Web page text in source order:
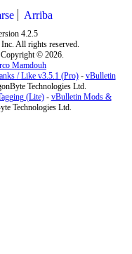
Arriba
4.2.5
All rights reserved.
Copyright © 2026.
Mamdouh
/ Like v3.5.1 (Pro)- vBulletin
Technologies Ltd.
(Lite)- vBulletin Mods &
Technologies Ltd.